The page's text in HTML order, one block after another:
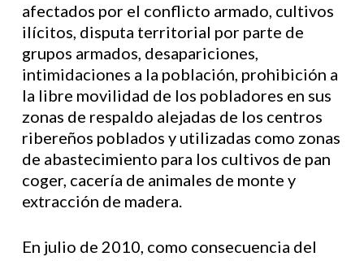
afectados por el conflicto armado, cultivos
ilícitos, disputa territorial por parte de
grupos armados, desapariciones,
intimidaciones a la población, prohibición a
la libre movilidad de los pobladores en sus
zonas de respaldo alejadas de los centros
ribereños poblados y utilizadas como zonas
de abastecimiento para los cultivos de pan
coger, cacería de animales de monte y
extracción de madera.
En julio de 2010, como consecuencia del